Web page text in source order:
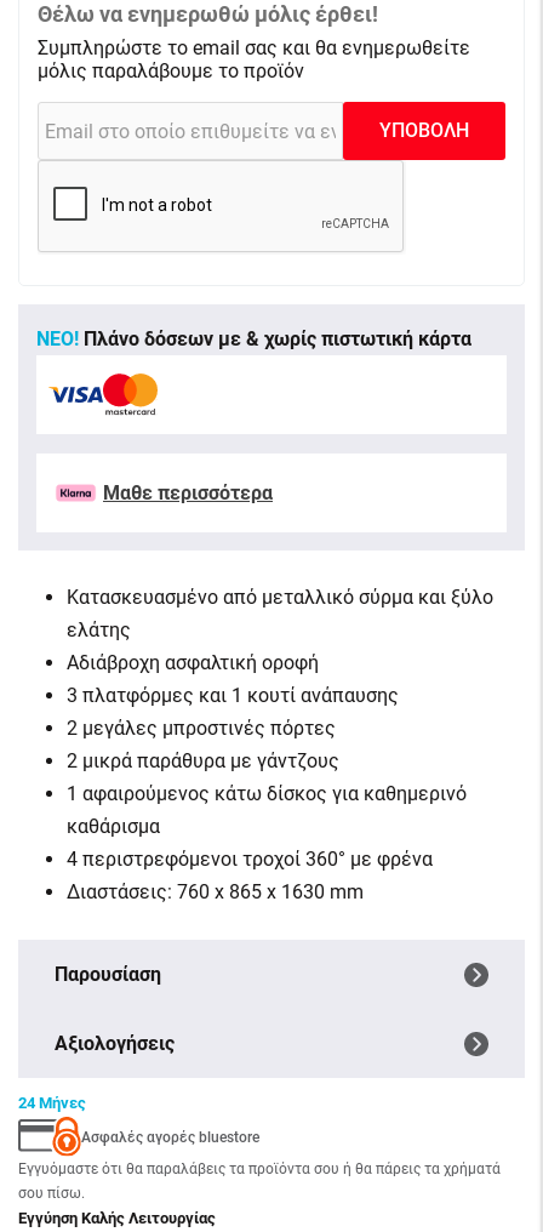
Θέλω να ενημερωθώ μόλις έρθει!
Συμπληρώστε το email σας και θα ενημερωθείτε
μόλις παραλάβουμε το προϊόν
ΥΠΟΒΟΛΗ
ΝΕΟ! Πλάνο δόσεων με & χωρίς πιστωτική κάρτα
Μαθε περισσότερα
Κατασκευασμένο από μεταλλικό σύρμα και ξύλο
ελάτης
Αδιάβροχη ασφαλτική οροφή
3 πλατφόρμες και 1 κουτί ανάπαυσης
2 μεγάλες μπροστινές πόρτες
2 μικρά παράθυρα με γάντζους
1 αφαιρούμενος κάτω δίσκος για καθημερινό
καθάρισμα
4 περιστρεφόμενοι τροχοί 360° με φρένα
Διαστάσεις: 760 x 865 x 1630 mm
Παρουσίαση
Αξιολογήσεις
24 Μήνες
Ασφαλές αγορές bluestore
Εγγυόμαστε ότι θα παραλάβεις τα προϊόντα σου ή θα πάρεις τα χρήματά
σου πίσω.
Εγγύηση Καλής Λειτουργίας